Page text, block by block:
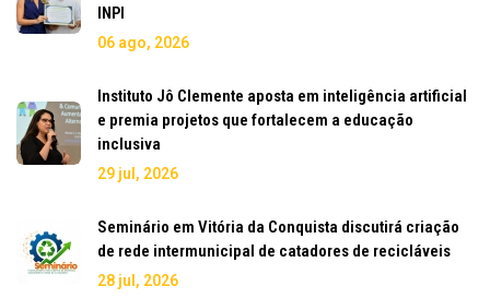
INPI
06 ago, 2026
Instituto Jô Clemente aposta em inteligência artificial
e premia projetos que fortalecem a educação
inclusiva
29 jul, 2026
Seminário em Vitória da Conquista discutirá criação
de rede intermunicipal de catadores de recicláveis
28 jul, 2026